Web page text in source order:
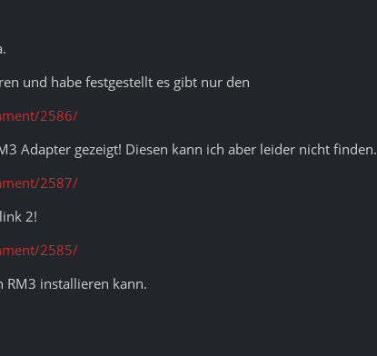
und habe festgestellt es gibt nur den
2586/
Adapter gezeigt! Diesen kann ich aber leider nicht finden.
2587/
2!
2585/
RM3 installieren kann.